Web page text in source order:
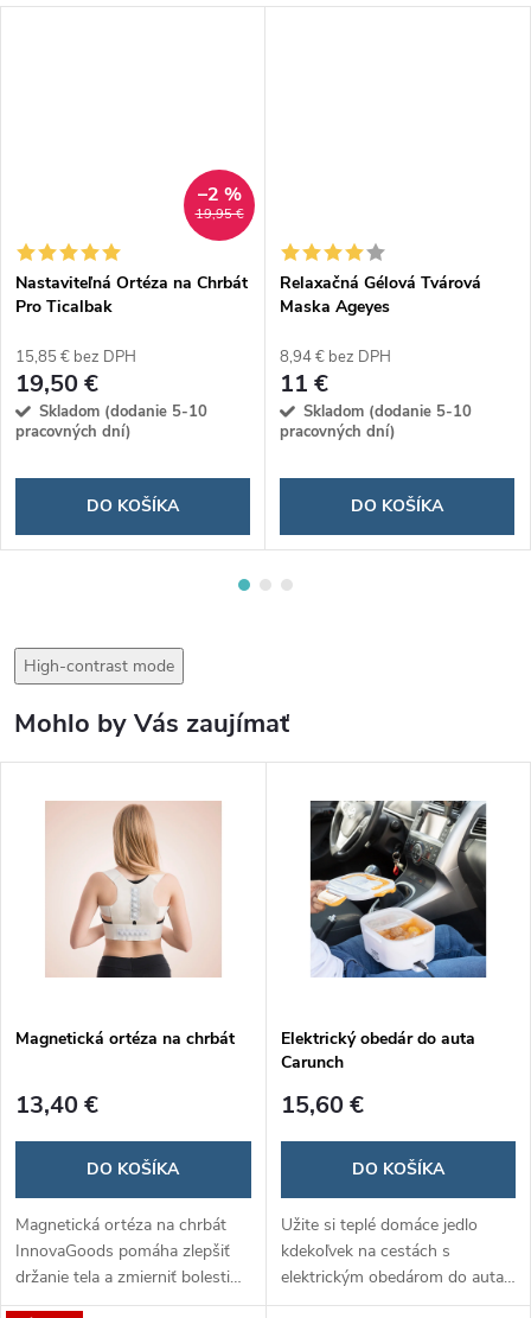
19,95 €
–2 %
Nastaviteľná Ortéza na Chrbát
Pro Ticalbak
15,85 € bez DPH
19,50 €
Skladom (dodanie 5-10
pracovných dní)
DO KOŠÍKA
Relaxačná Gélová Tvárová
Maska Ageyes
8,94 € bez DPH
11 €
Skladom (dodanie 5-10
pracovných dní)
DO KOŠÍKA
High-contrast mode
Mohlo by Vás zaujímať
Magnetická ortéza na chrbát
13,40 €
DO KOŠÍKA
Magnetická ortéza na chrbát
InnovaGoods pomáha zlepšiť
držanie tela a zmierniť bolesti
chrbta pomocou 12
Elektrický obedár do auta
Carunch
15,60 €
DO KOŠÍKA
Užite si teplé domáce jedlo
kdekoľvek na cestách s
elektrickým obedárom do auta
Carunch! Stačí ho pripojiť do